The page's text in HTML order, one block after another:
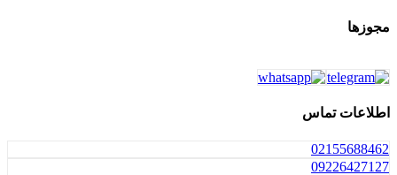
مجوزها
اطلاعات تماس
021 55688462
09226427127